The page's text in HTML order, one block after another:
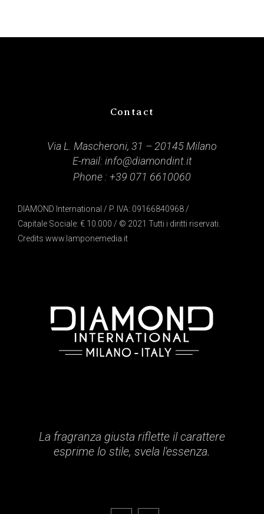
Contact
Via L. Mascheroni, 31 – 20145 Milano
E-mail: info@diamondint.it
Phone : +39 071 6610060
DIAMOND International / P. IVA: 09166840968 /
Capitale Sociale: € 10.000 / © 2021 Tutti i diritti riservati.
Credits www.lamponemedia.it
La fragranza giusta riflette il carattere
esprime lo stile, svela l'essenza.